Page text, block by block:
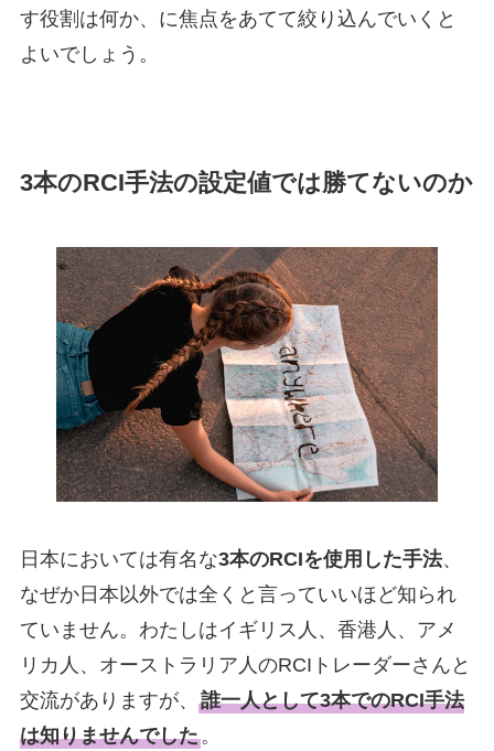
す役割は何か、に焦点をあてて絞り込んでいくと
よいでしょう。
3本のRCI手法の設定値では勝てないのか
日本においては有名な3本のRCIを使用した手法、
なぜか日本以外では全くと言っていいほど知られ
ていません。わたしはイギリス人、香港人、アメ
リカ人、オーストラリア人のRCIトレーダーさんと
交流がありますが、 誰一人として3本でのRCI手法
は知りませんでした。